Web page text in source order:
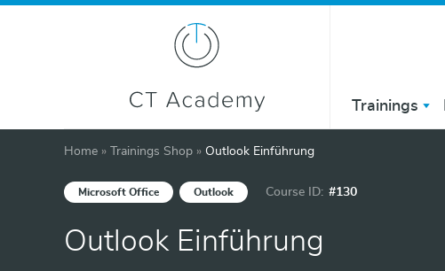
Trainings
Home » Trainings Shop » Outlook Einführung
Microsoft Office Outlook Course ID: #130
Outlook Einführung